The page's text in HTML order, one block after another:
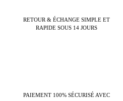
RETOUR & ÉCHANGE SIMPLE ET
RAPIDE SOUS 14 JOURS
PAIEMENT 100% SÉCURISÉ AVEC